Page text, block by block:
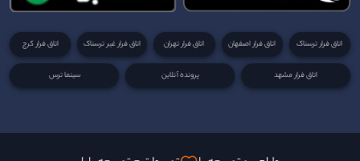
اتاق فرار ترسناک اتاق فرار اصفهان اتاق فرار تهران اتاق فرار غیر ترسناک اتاق فرار کرج
اتاق فرار مشهد پرونده آنلاین سینما ترس